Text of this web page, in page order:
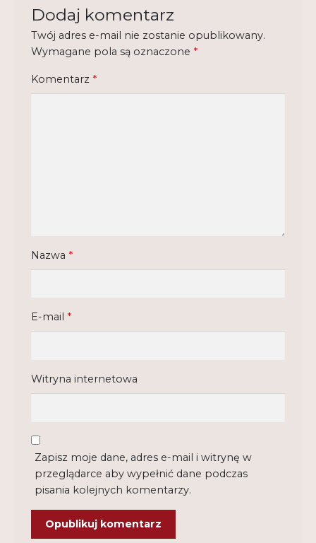
Regulamin
Shop
Test
Dodaj komentarz
Twój adres e-mail nie zostanie opublikowany.
Wymagane pola są oznaczone *
Komentarz *
Nazwa *
E-mail *
Witryna internetowa
Zapisz moje dane, adres e-mail i witrynę w
przeglądarce aby wypełnić dane podczas
pisania kolejnych komentarzy.